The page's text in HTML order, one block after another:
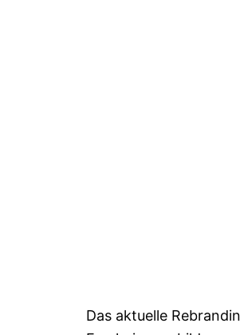
Das aktuelle